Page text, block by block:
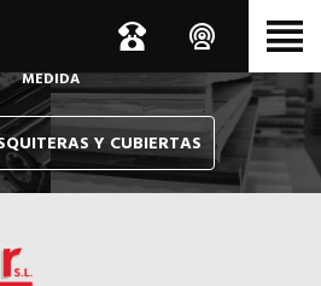
donde esté, y en tiempo récord,
y sistemas de cubiertas confeccionados A
MEDIDA
Y CUBIERTAS